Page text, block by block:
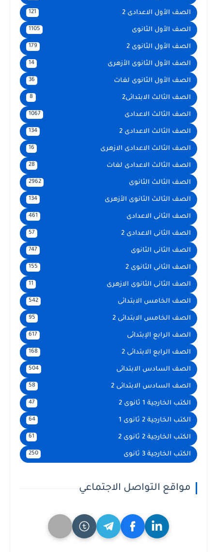
الصف الأول الاعدادى 2
الصف الأول الثانوى
الصف الأول الثانوى 2
الصف الأول الثانوى الأزهرى
الصف الأول الثانوى لغات
الصف الثالث الابتدائى2
الصف الثالث الاعدادى
الصف الثالث الاعدادى 2
الصف الثالث الاعدادى الازهرى
الصف الثالث الاعدادى لغات
الصف الثالث الثانوى
الصف الثالث الثانوى الأزهرى
الصف الثانى الاعدادى
الصف الثانى الاعدادى 2
الصف الثانى الثانوى
الصف الثانى الثانوى 2
الصف الثانى الثانوى الازهرى
الصف الخامس الابتدائى
الصف الخامس الابتدائى 2
الصف الرابع الإبتدائى
الصف الرابع الابتدائى 2
الصف السادس الابتدائى
الصف السادس الابتدائى 2
الكتب الخارجية 1 ثانوى 2
الكتب الخارجية 2 ثانوى 1
الكتب الخارجية 2 ثانوى 2
الكتب الخارجية 3 ثانوى
مواقع التواصل الاجتماعي